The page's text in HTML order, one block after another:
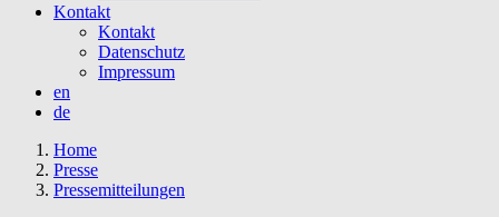
Kontakt
Kontakt
Datenschutz
Impressum
en
de
Home
Presse
Pressemitteilungen